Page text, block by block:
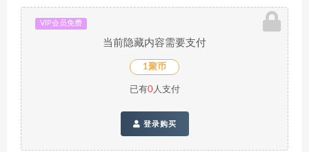
VIP会员免费
当前隐藏内容需要支付
1聚币
已有0人支付
登录购买